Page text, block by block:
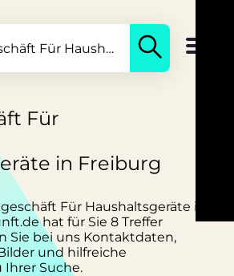
Für
in Freiburg
Für Haushaltsgeräte in
hat für Sie 8 Treffer
Sie bei uns Kontaktdaten,
und hilfreiche
Suche.